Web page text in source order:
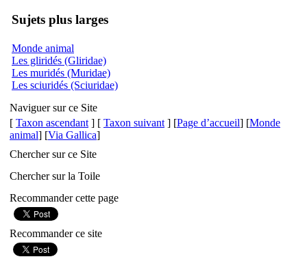
Sujets plus larges
Monde animal
Les gliridés (Gliridae)
Les muridés (Muridae)
Les sciuridés (Sciuridae)
Naviguer sur ce Site
[ Taxon ascendant ] [ Taxon suivant ] [Page d’accueil] [Monde
animal] [Via Gallica]
Chercher sur ce Site
Chercher sur la Toile
Recommander cette page
Recommander ce site